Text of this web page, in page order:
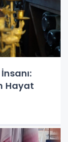
Hayat